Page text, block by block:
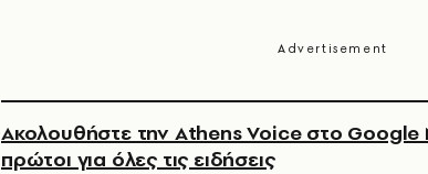
Ακολουθήστε την Athens Voice στο Google
πρώτοι για όλες τις ειδήσεις